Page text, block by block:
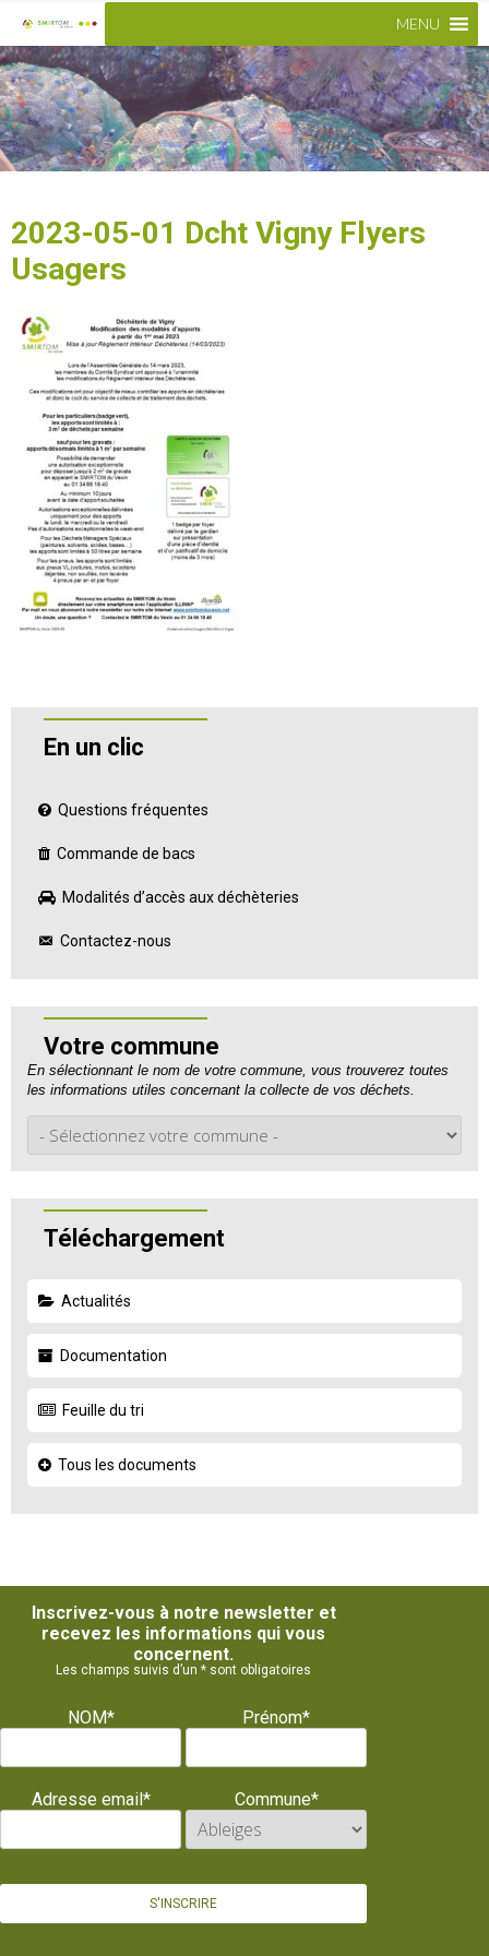
MENU
2023-05-01 Dcht Vigny Flyers
Usagers
En un clic
Questions fréquentes
Commande de bacs
Modalités d’accès aux déchèteries
Contactez-nous
Votre commune
En sélectionnant le nom de votre commune, vous trouverez toutes
les informations utiles concernant la collecte de vos déchets.
Téléchargement
Actualités
Documentation
Feuille du tri
Tous les documents
Inscrivez-vous à notre newsletter et
recevez les informations qui vous
concernent.
Les champs suivis d’un * sont obligatoires
NOM* Prénom*
Adresse email* Commune*